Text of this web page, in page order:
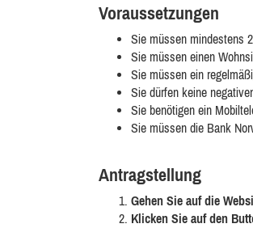
Voraussetzungen
Sie müssen mindestens
Sie müssen einen
Sie müssen ein
Sie dürfen keine
Sie benötigen ein
Sie müssen die Bank
Antragstellung
Gehen Sie auf die
Klicken Sie auf den